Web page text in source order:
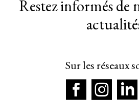
Restez informés de
Sur les réseaux